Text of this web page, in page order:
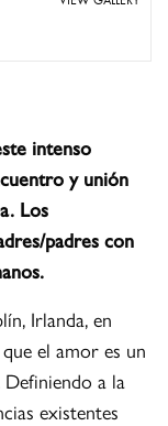
intenso
y unión
Los
padres con
Irlanda, en
el amor es un
a la
existentes